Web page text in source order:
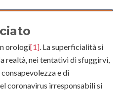
orologi[1]. La superficialità si
realtà, nei tentativi di sfuggirvi,
consapevolezza e di
coronavirus irresponsabili si